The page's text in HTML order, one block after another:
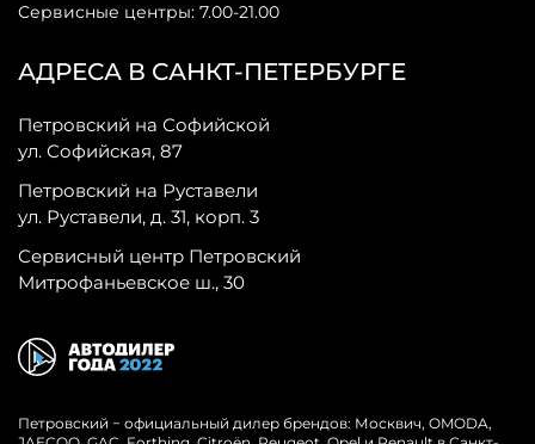
АДРЕСА В САНКТ-ПЕТЕРБУРГЕ
Петровский на Софийской
ул. Софийская, 87
Петровский на Руставели
ул. Руставели, д. 31, корп. 3
Сервисный центр Петровский
Митрофаньевское ш., 30
Сервисные центры: 7.00-21.00
Петровский − официальный дилер брендов: Москвич, OMODA,